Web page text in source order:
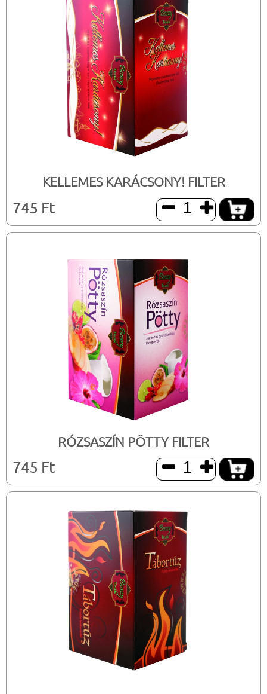
KELLEMES KARÁCSONY! FILTER
745 Ft  
RÓZSASZÍN PÖTTY FILTER
745 Ft  